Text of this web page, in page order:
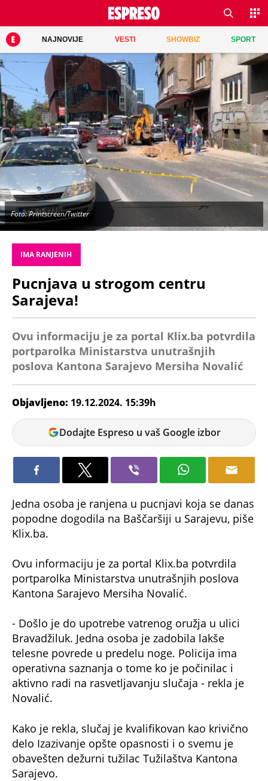
NAJNOVIJE VESTI SHOWBIZ SPORT
Foto: Printscreen/Twitter
IMA RANJENIH
Pucnjava u strogom centru
Sarajeva!
Ovu informaciju je za portal Klix.ba potvrdila
portparolka Ministarstva unutrašnjih
poslova Kantona Sarajevo Mersiha Novalić
Objavljeno: 19.12.2024. 15:39h
Jelena
JovanovićDodajte Espreso u vaš Google izbor
Jedna osoba je ranjena u pucnjavi koja se danas
popodne dogodila na Baščaršiji u Sarajevu, piše
Klix.ba.
Ovu informaciju je za portal Klix.ba potvrdila
portparolka Ministarstva unutrašnjih poslova
Kantona Sarajevo Mersiha Novalić.
- Došlo je do upotrebe vatrenog oružja u ulici
Bravadžiluk. Jedna osoba je zadobila lakše
telesne povrede u predelu noge. Policija ima
operativna saznanja o tome ko je počinilac i
aktivno radi na rasvetljavanju slučaja - rekla je
Novalić.
Kako je rekla, slučaj je kvalifikovan kao krivično
delo Izazivanje opšte opasnosti i o svemu je
obavešten dežurni tužilac Tužilaštva Kantona
Sarajevo.